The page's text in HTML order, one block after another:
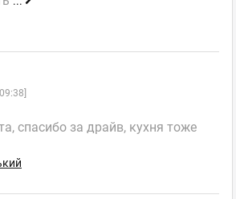
спасибо за драйв, кухня тоже